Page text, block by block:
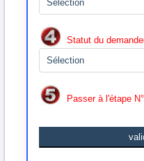
Statut du
Passer à l'étape